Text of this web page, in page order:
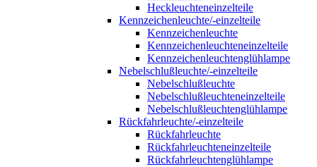
Heckleuchteneinzelteile
Kennzeichenleuchte/-einzelteile
Kennzeichenleuchte
Kennzeichenleuchteneinzelteile
Kennzeichenleuchtenglühlampe
Nebelschlußleuchte/-einzelteile
Nebelschlußleuchte
Nebelschlußleuchteneinzelteile
Nebelschlußleuchtenglühlampe
Rückfahrleuchte/-einzelteile
Rückfahrleuchte
Rückfahrleuchteneinzelteile
Rückfahrleuchtenglühlampe